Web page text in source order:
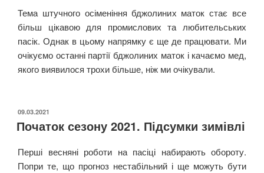
Тема штучного осіменіння бджолиних маток стає все
більш цікавою для промислових та любительських
пасік. Однак в цьому напрямку є ще де працювати. Ми
очікуємо останні партії бджолиних маток і качаємо мед,
якого виявилося трохи більше, ніж ми очікували.
ОПУБЛІКОВАНО
09.03.2021
Початок сезону 2021. Підсумки зимівлі
Перші весняні роботи на пасіці набирають обороту.
Попри те, що прогноз нестабільний і ще можуть бути